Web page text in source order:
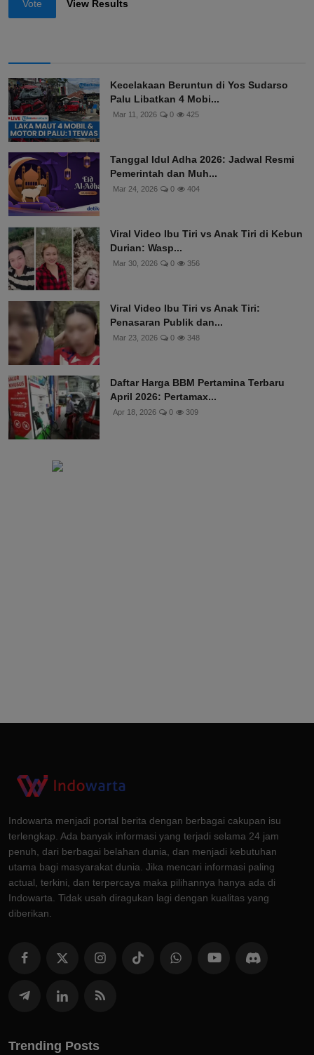
Vote View Results
Kecelakaan Beruntun di Yos Sudarso
Palu Libatkan 4 Mobi...
Mar 11, 2026 0 425
Tanggal Idul Adha 2026: Jadwal Resmi
Pemerintah dan Muh...
Mar 24, 2026 0 404
Viral Video Ibu Tiri vs Anak Tiri di Kebun
Durian: Wasp...
Mar 30, 2026 0 356
Viral Video Ibu Tiri vs Anak Tiri:
Penasaran Publik dan...
Mar 23, 2026 0 348
Daftar Harga BBM Pertamina Terbaru
April 2026: Pertamax...
Apr 18, 2026 0 309
Indowarta menjadi portal berita dengan berbagai cakupan isu
terlengkap. Ada banyak informasi yang terjadi selama 24 jam
penuh, dari berbagai belahan dunia, dan menjadi kebutuhan
utama bagi masyarakat dunia. Jika mencari informasi paling
actual, terkini, dan terpercaya maka pilihannya hanya ada di
Indowarta. Tidak usah diragukan lagi dengan kualitas yang
diberikan.
Trending Posts